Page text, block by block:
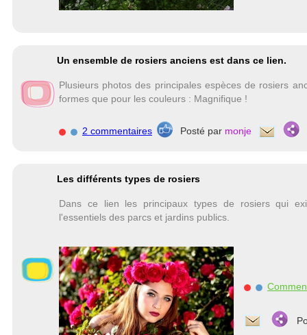
Un ensemble de rosiers anciens est dans ce lien.
Plusieurs photos des principales espèces de rosiers
formes que pour les couleurs : Magnifique !
2 commentaires Posté par monje
Les différents types de rosiers
Dans ce lien les principaux types de rosiers qui
l'essentiels des parcs et jardins publics.